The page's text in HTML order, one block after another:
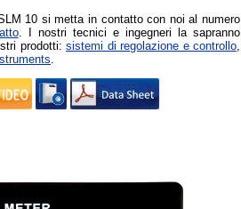
10 si metta in contatto con noi al numero
. I nostri tecnici e ingegneri la sapranno
prodotti:sistemi di regolazione e controllo,
.